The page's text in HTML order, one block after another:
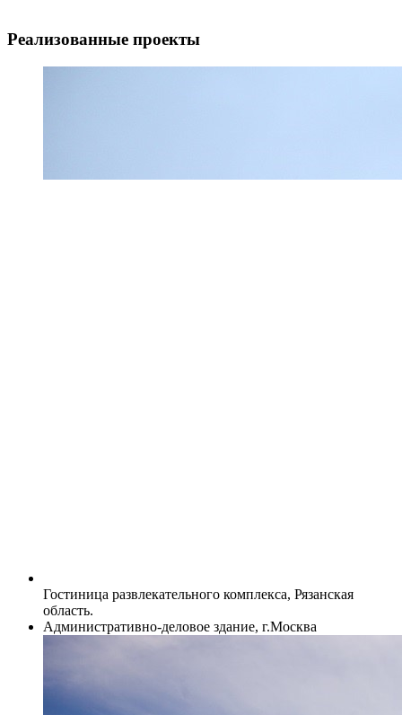
Реализованные проекты
Гостиница развлекательного комплекса, Рязанская
область.
Административно-деловое здание, г.Москва